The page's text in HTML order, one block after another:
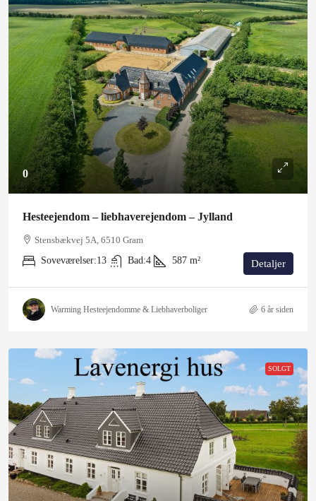
0
Hesteejendom – liebhaverejendom – Jylland
Stensbækvej 5A, 6510 Gram
Soveværelser:13 Bad:4 587 m² Detaljer
Warming Hesteejendomme & Liebhaverboliger 6 år siden
SOLGT